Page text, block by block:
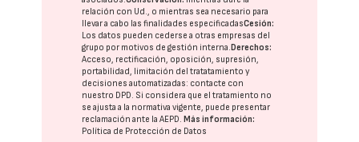
relación con Ud., o mientras sea necesario para
llevar a cabo las finalidades especificadasCesión:
Los datos pueden cederse a otras empresas del
grupo por motivos de gestión interna. Derechos:
Acceso, rectificación, oposición, supresión,
portabilidad, limitación del tratatamiento y
decisiones automatizadas: contacte con
nuestro DPD. Si considera que el tratamiento no
se ajusta a la normativa vigente, puede presentar
reclamación ante laAEPD. Más información:
Política de Protección de Datos